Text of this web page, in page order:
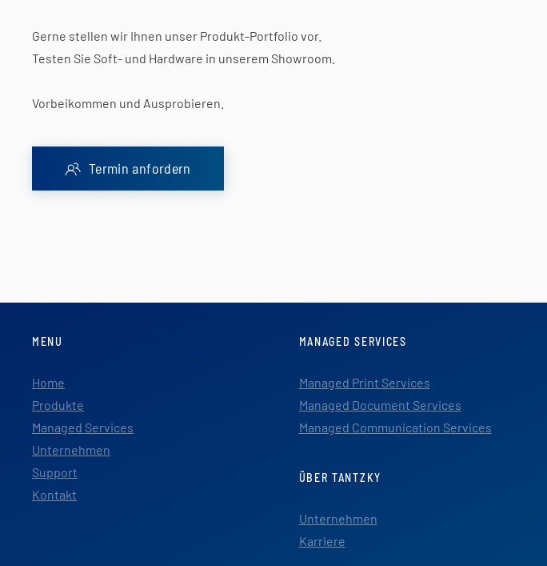
Gerne stellen wir Ihnen unser Produkt-Portfolio vor.
Testen Sie Soft- und Hardware in unserem Showroom.
Vorbeikommen und Ausprobieren.
Termin anfordern
MENU
Home
Produkte
Managed Services
Unternehmen
Support
Kontakt
MANAGED SERVICES
Managed Print Services
Managed Document Services
Managed Communication Services
ÜBER TANTZKY
Unternehmen
Karriere